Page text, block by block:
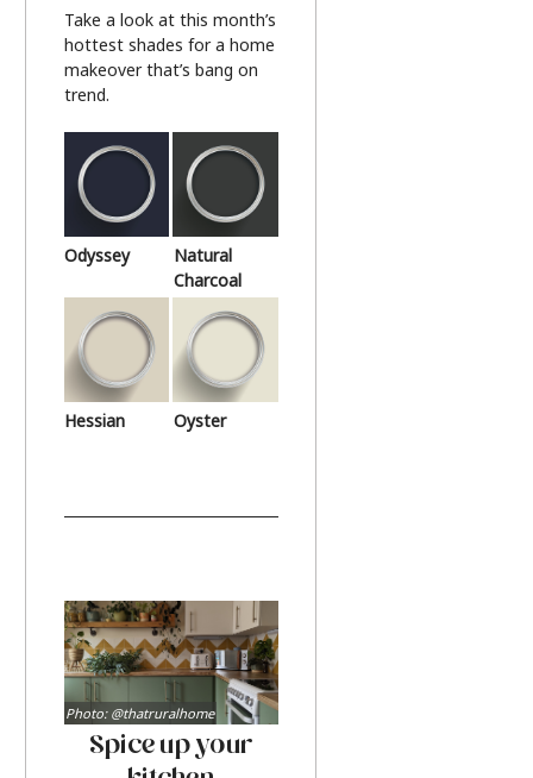
Take a look at this month’s
hottest shades for a home
makeover that’s bang on
trend.
Odyssey
Natural
Charcoal
Hessian Oyster
Spice up your
Photo: @thatruralhome